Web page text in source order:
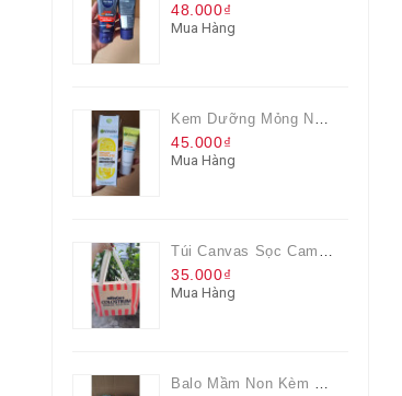
48.000₫
Mua Hàng
Kem Dưỡng Mỏng Nhẹ Cấp Ẩm & Sáng Da Vitamin C 20ml
45.000₫
Mua Hàng
Túi Canvas Sọc Cam Có Dây Kéo
35.000₫
Mua Hàng
Balo Mầm Non Kèm Thú Bông Cho Bé